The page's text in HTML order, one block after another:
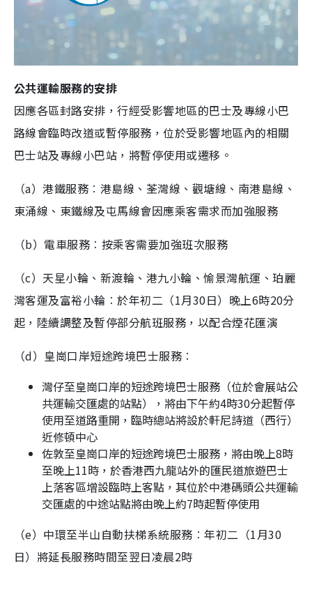
公共運輸服務的安排
因應各區封路安排，行經受影響地區的巴士及專線小巴
路線會臨時改道或暫停服務，位於受影響地區內的相關
巴士站及專線小巴站，將暫停使用或遷移。
（a）港鐵服務︰港島線、荃灣線、觀塘線、南港島線、
東涌線、東鐵線及屯馬線會因應乘客需求而加強服務
（b）電車服務︰按乘客需要加強班次服務
（c）天星小輪、新渡輪、港九小輪、愉景灣航運、珀麗
灣客運及富裕小輪︰於年初二（1月30日）晚上6時20分
起，陸續調整及暫停部分航班服務，以配合煙花匯演
（d）皇崗口岸短途跨境巴士服務︰
灣仔至皇崗口岸的短途跨境巴士服務（位於會展站公
共運輸交匯處的站點），將由下午約4時30分起暫停
使用至道路重開，臨時總站將設於軒尼詩道（西行）
近修頓中心
佐敦至皇崗口岸的短途跨境巴士服務，將由晚上8時
至晚上11時，於香港西九龍站外的匯民道旅遊巴士
上落客區增設臨時上客點，其位於中港碼頭公共運輸
交匯處的中途站點將由晚上約7時起暫停使用
（e）中環至半山自動扶梯系統服務︰年初二（1月30
日）將延長服務時間至翌日凌晨2時